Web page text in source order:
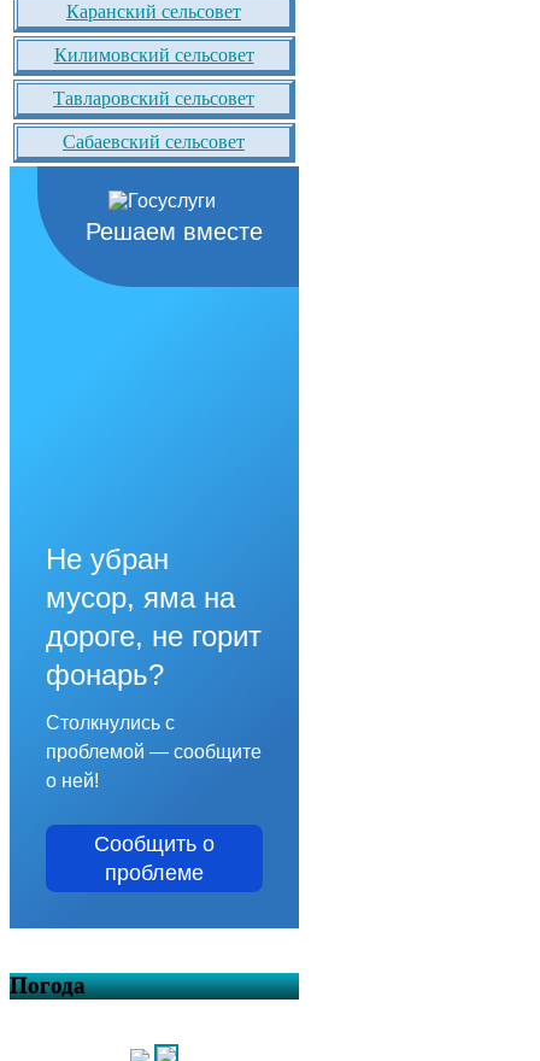
Каранский сельсовет
Килимовский сельсовет
Тавларовский сельсовет
Сабаевский сельсовет
Решаем вместе
Не убран
мусор, яма на
дороге, не горит
фонарь?
Столкнулись с
проблемой — сообщите
о ней!
Сообщить о
проблеме
Погода